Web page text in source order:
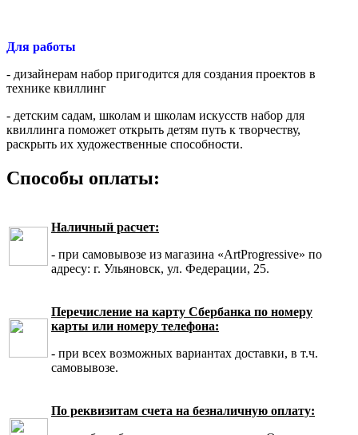
Для работы
- дизайнерам набор пригодится для создания проектов в
технике квиллинг
- детским садам, школам и школам искусств набор для
квиллинга поможет открыть детям путь к творчеству,
раскрыть их художественные способности.
Способы оплаты:
Наличный расчет:
- при самовывозе из магазина «ArtProgressive» по
адресу: г. Ульяновск, ул. Федерации, 25.
Перечисление на карту Сбербанка по номеру
карты или номеру телефона:
- при всех возможных вариантах доставки, в т.ч.
самовывозе.
По реквизитам счета на безналичную оплату: